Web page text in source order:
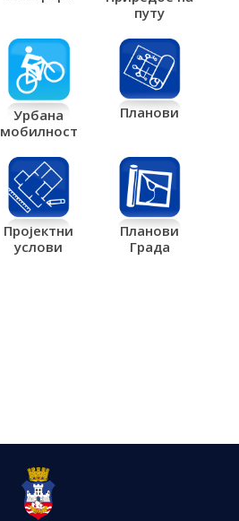
путу
Урбана
мобилност
Планови
Пројектни
услови
Планови
Града